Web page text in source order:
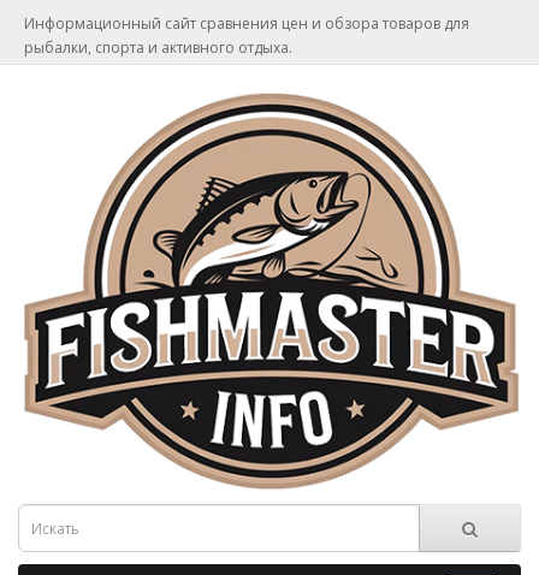
Информационный сайт сравнения цен и обзора товаров для
рыбалки, спорта и активного отдыха.